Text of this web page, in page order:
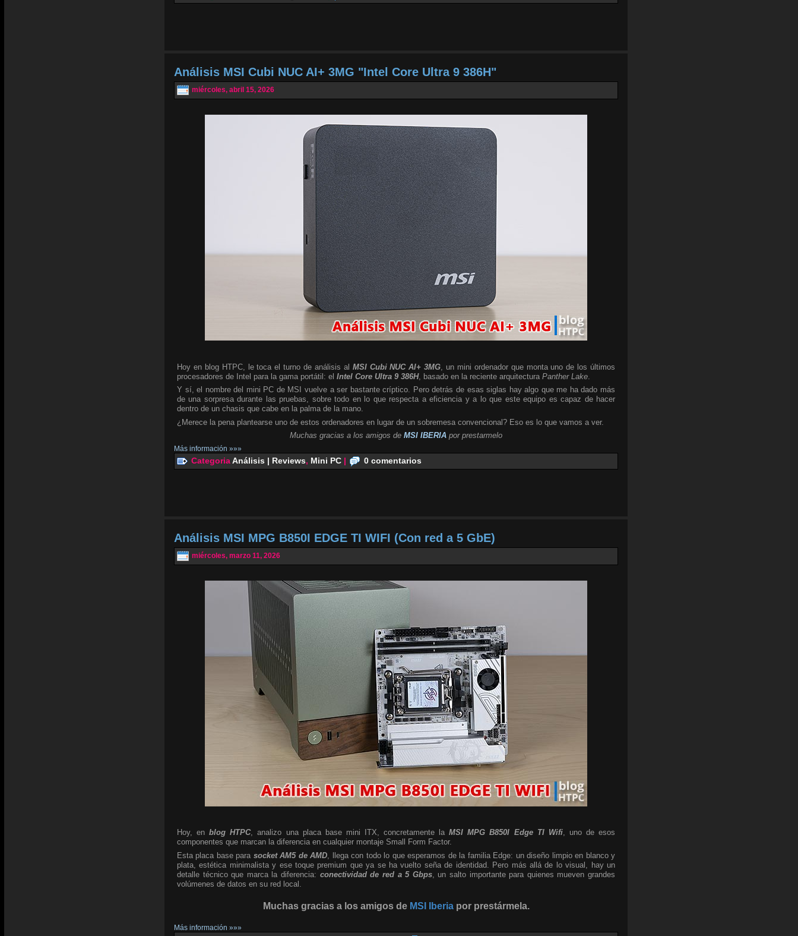
Análisis MSI Cubi NUC AI+ 3MG "Intel Core Ultra 9 386H"
miércoles, abril 15, 2026
Hoy en blog HTPC, le toca el turno de análisis al MSI Cubi NUC AI+ 3MG , un mini ordenador que monta uno de los últimos
procesadores de Intel para la gama portátil: el Intel Core Ultra 9 386H, basado en la reciente arquitectura Panther Lake
Y sí, el nombre del mini PC de MSI vuelve a ser bastante críptico. Pero detrás de esas siglas hay algo que me ha dado más
de una sorpresa durante las pruebas, sobre todo en lo que respecta a eficiencia y a lo que este equipo es capaz de hacer
dentro de un chasis que cabe en la palma de la mano.
¿Merece la pena plantearse uno de estos ordenadores en lugar de un sobremesa convencional? Eso es lo que vamos a ver.
Muchas gracias a los amigos de MSI IBERIA por prestarmelo
Más información »»»
CategoriaAnálisis | Reviews, Mini PC | 0 comentarios
Análisis MSI MPG B850I EDGE TI WIFI (Con red a 5 GbE)
miércoles, marzo 11, 2026
Hoy, enblog HTPC, analizo una placa base mini ITX, concretamente laMSI MPG B850I Edge TI Wifi, uno de esos
componentes que marcan la diferencia en cualquier montaje Small Form Factor.
Esta placa base para socket AM5 de AMD , llega con todo lo que esperamos de la familia Edge: un diseño limpio en blanco y
plata, estética minimalista y ese toque premium que ya se ha vuelto seña de identidad. Pero más allá de lo visual, hay un
detalle técnico que marca la diferencia: conectividad de red a 5 Gbps, un salto importante para quienes mueven grandes
volúmenes de datos en su red local.
Muchas gracias a los amigos de MSI Iberiapor prestármela.
Más información »»»